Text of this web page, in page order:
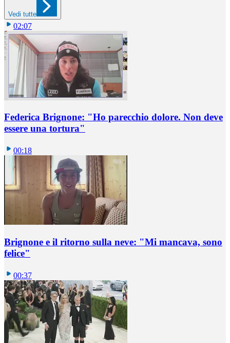
Vedi tutte
02:07
Federica Brignone: "Ho parecchio dolore. Non deve
essere una tortura"
00:18
Brignone e il ritorno sulla neve: "Mi mancava, sono
felice"
00:37